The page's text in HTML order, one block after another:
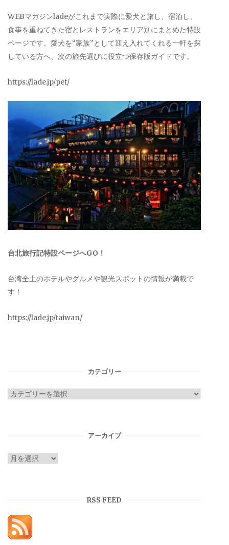
WEBマガジンladeがこれまで実際に愛犬と旅し、宿泊し、
食事を重ねてきた宿とレストランをエリア別にまとめた特設
ページです。愛犬を“家族”として迎え入れてくれる一軒を探
している方へ、次の旅先選びに役立つ保存版ガイドです。
https://lade.jp/pet/
台北旅行記特設ページへGO！
台湾全土のホテルやグルメや観光スポットの情報が満載で
す！
https://lade.jp/taiwan/
カテゴリー
カ
アーカイブ
ア
RSS FEED